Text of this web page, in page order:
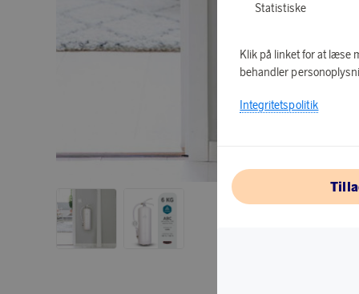
Statistiske
Klik på linket for at læse
behandler
Integritetspolitik